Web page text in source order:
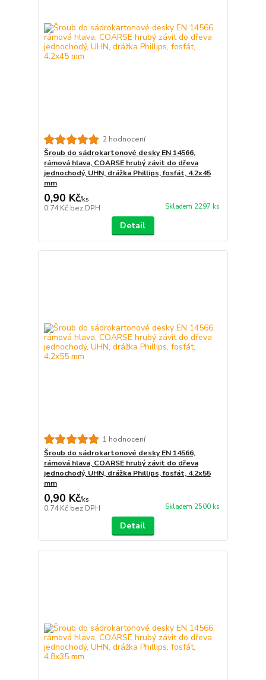
2 hodnocení
Šroub do sádrokartonové desky EN 14566,
rámová hlava, COARSE hrubý závit do dřeva
jednochodý, UHN, drážka Phillips, fosfát, 4.2x45
mm
0,90 Kč/ks
0,74 Kč bez DPH Skladem 2297 ks
Detail
1 hodnocení
Šroub do sádrokartonové desky EN 14566,
rámová hlava, COARSE hrubý závit do dřeva
jednochodý, UHN, drážka Phillips, fosfát, 4.2x55
mm
0,90 Kč/ks
0,74 Kč bez DPH Skladem 2500 ks
Detail